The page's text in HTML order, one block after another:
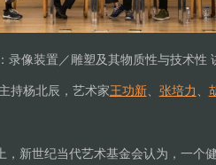
录像装置／雕塑及其物质性与技术性
持杨北辰，艺术家王功新、 张培力 、
，新世纪当代艺术基金会认为，一个